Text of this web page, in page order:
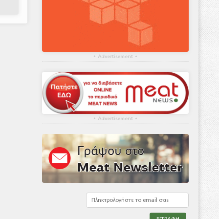
▴ Advertisement ▴
▴ Advertisement ▴